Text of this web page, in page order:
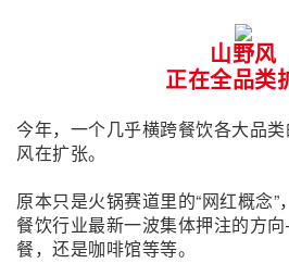
山野风
正在全品类
今年，一个几乎横跨餐饮各大品
风在扩张。
原本只是火锅赛道里的“网红概念”
餐饮行业最新一波集体押注的方
餐，还是咖啡馆等等。